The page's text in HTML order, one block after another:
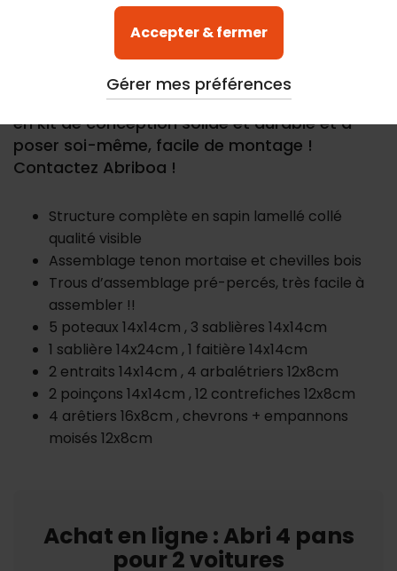
Accepter & fermer
Gérer mes préférences
Carport indépendant près de la maison ou
dans votre jardin. Structure à 4 pans pour 2
voitures sur 5 poteaux acceptant tout type
de couverture (tuiles, bac acier, tôles tuiles,
etc.....) Abriboa propose un large choix d'abris
en kit de conception solide et durable et à
poser soi-même, facile de montage !
Contactez Abriboa !
Structure complète en sapin lamellé collé
qualité visible
Assemblage tenon mortaise et chevilles bois
Trous d’assemblage pré-percés, très facile à
assembler !!
5 poteaux 14x14cm , 3 sablières 14x14cm
1 sablière 14x24cm , 1 faitière 14x14cm
2 entraits 14x14cm , 4 arbalétriers 12x8cm
2 poinçons 14x14cm , 12 contrefiches 12x8cm
4 arêtiers 16x8cm , chevrons + empannons
moisés 12x8cm
Achat en ligne : Abri 4 pans
pour 2 voitures